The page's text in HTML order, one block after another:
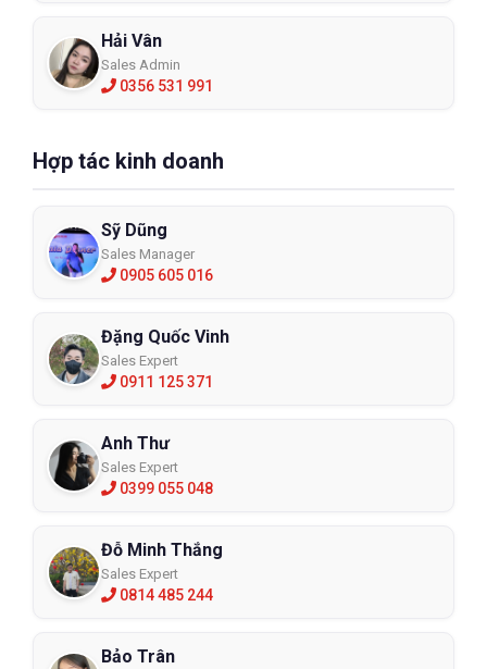
Hải Vân
Sales Admin
0356 531 991
Hợp tác kinh doanh
Sỹ Dũng
Sales Manager
0905 605 016
Đặng Quốc Vinh
Sales Expert
0911 125 371
Anh Thư
Sales Expert
0399 055 048
Đỗ Minh Thắng
Sales Expert
0814 485 244
Bảo Trân